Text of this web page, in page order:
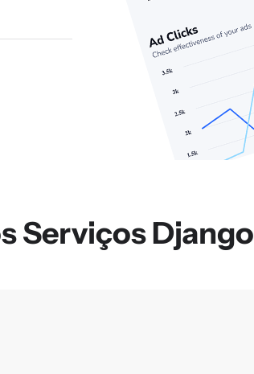
Serviços Django